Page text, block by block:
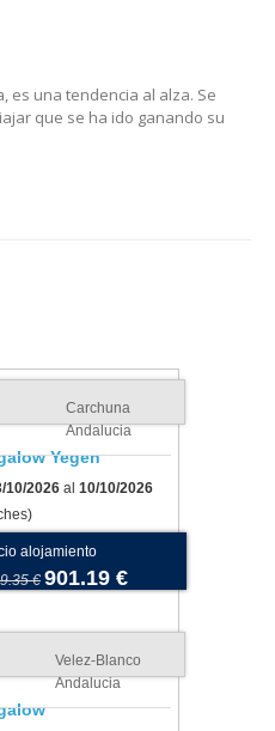
es una tendencia al alza. Se
que se ha ido ganando su
Carchuna
Andalucia
Yegen
10/2026 al 10/10/2026
alojamiento
€ 901.19 €
Velez-Blanco
Andalucia